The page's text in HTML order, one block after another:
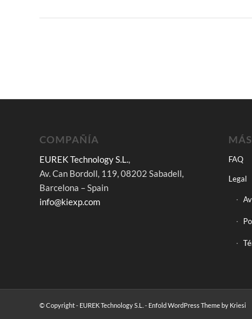
COMPAÑÍA
EUREK Technology S.L.,
Av. Can Bordoll, 119, 08202 Sabadell,
Barcelona – Spain
info@kiexp.com
FAQ
Legal
© Copyright - EUREK Technology S.L. - Enfold WordPress Theme by Kriesi